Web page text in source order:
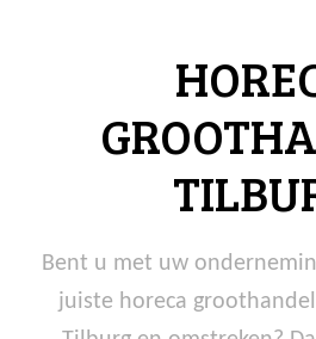
Bent u met uw
juiste horeca